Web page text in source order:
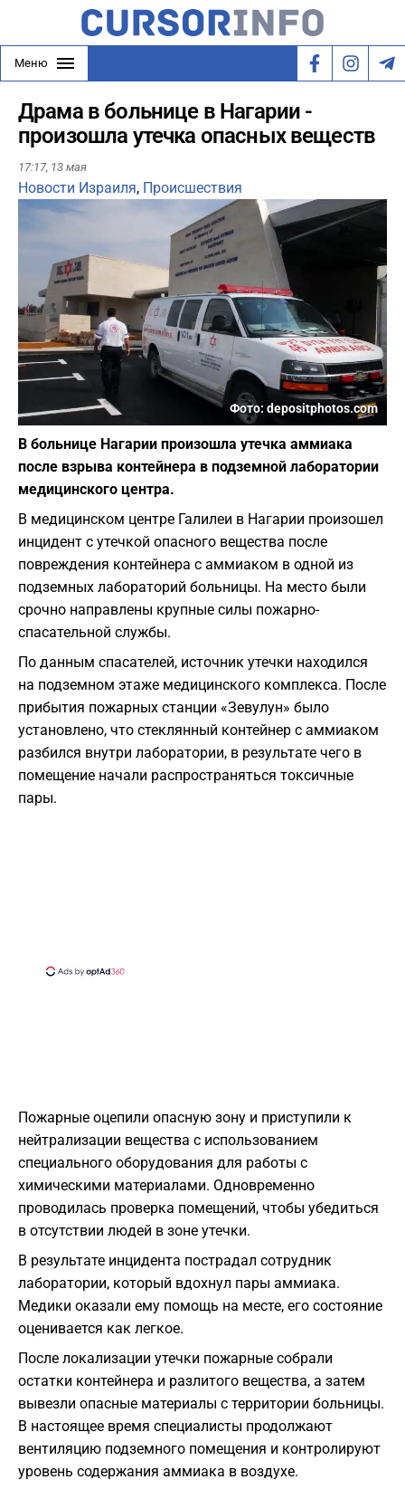
Меню
Драма в больнице в Нагарии -
произошла утечка опасных веществ
17:17, 13 мая
Новости Израиля, Происшествия
Фото: depositphotos.com
В больнице Нагарии произошла утечка аммиака
после взрыва контейнера в подземной лаборатории
медицинского центра.
В медицинском центре Галилеи в Нагарии произошел
инцидент с утечкой опасного вещества после
повреждения контейнера с аммиаком в одной из
подземных лабораторий больницы. На место были
срочно направлены крупные силы пожарно-
спасательной службы.
По данным спасателей, источник утечки находился
на подземном этаже медицинского комплекса. После
прибытия пожарных станции «Зевулун» было
установлено, что стеклянный контейнер с аммиаком
разбился внутри лаборатории, в результате чего в
помещение начали распространяться токсичные
пары.
Пожарные оцепили опасную зону и приступили к
нейтрализации вещества с использованием
специального оборудования для работы с
химическими материалами. Одновременно
проводилась проверка помещений, чтобы убедиться
в отсутствии людей в зоне утечки.
В результате инцидента пострадал сотрудник
лаборатории, который вдохнул пары аммиака.
Медики оказали ему помощь на месте, его состояние
оценивается как легкое.
После локализации утечки пожарные собрали
остатки контейнера и разлитого вещества, а затем
вывезли опасные материалы с территории больницы.
В настоящее время специалисты продолжают
вентиляцию подземного помещения и контролируют
уровень содержания аммиака в воздухе.